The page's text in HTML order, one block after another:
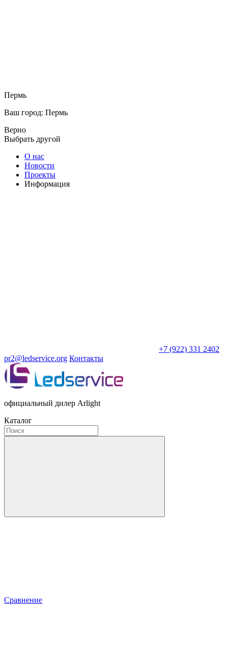
Пермь
Ваш город: Пермь
Верно
Выбрать другой
О нас
Новости
Проекты
Информация
+7 (922) 331 2402
pr2@ledservice.org Контакты
официальный дилер Arlight
Каталог
Сравнение